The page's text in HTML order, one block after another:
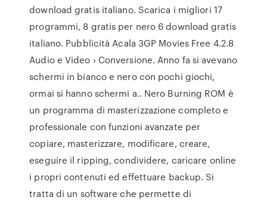
download gratis italiano. Scarica i migliori 17
programmi, 8 gratis per nero 6 download gratis
italiano. Pubblicità Acala 3GP Movies Free 4.2.8
Audio e Video › Conversione. Anno fa si avevano
schermi in bianco e nero con pochi giochi,
ormai si hanno schermi a.. Nero Burning ROM è
un programma di masterizzazione completo e
professionale con funzioni avanzate per
copiare, masterizzare, modificare, creare,
eseguire il ripping, condividere, caricare online
i propri contenuti ed effettuare backup. Si
tratta di un software che permette di